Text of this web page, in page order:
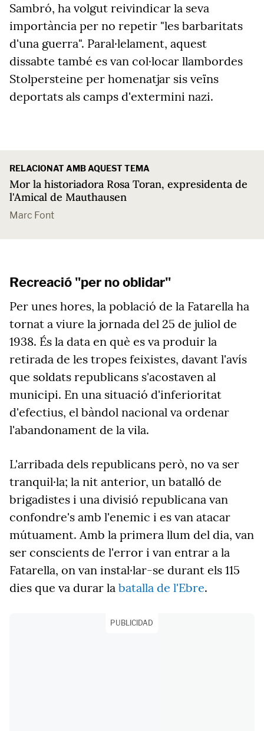
Sambró, ha volgut reivindicar la seva
importància per no repetir "les barbaritats
d'una guerra". Paral·lelament, aquest
dissabte també es van col·locar llambordes
Stolpersteine per homenatjar sis veïns
deportats als camps d'extermini nazi.
RELACIONAT AMB AQUEST TEMA
Mor la historiadora Rosa Toran, expresidenta de
l'Amical de Mauthausen
Marc Font
Recreació "per no oblidar"
Per unes hores, la població de la Fatarella ha
tornat a viure la jornada del 25 de juliol de
1938. És la data en què es va produir la
retirada de les tropes feixistes, davant l'avís
que soldats republicans s'acostaven al
municipi. En una situació d'inferioritat
d'efectius, el bàndol nacional va ordenar
l'abandonament de la vila.
L'arribada dels republicans però, no va ser
tranquil·la; la nit anterior, un batalló de
brigadistes i una divisió republicana van
confondre's amb l'enemic i es van atacar
mútuament. Amb la primera llum del dia, van
ser conscients de l'error i van entrar a la
Fatarella, on van instal·lar-se durant els 115
dies que va durar la batalla de l'Ebre.
PUBLICIDAD